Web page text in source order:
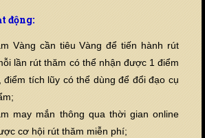
động:
Vàng cần tiêu Vàng để tiến hành rút
lần rút thăm có thể nhận được 1 điểm
điểm tích lũy có thể dùng để đổi đạo cụ
may mắn thông qua thời gian online
cơ hội rút thăm miễn phí;